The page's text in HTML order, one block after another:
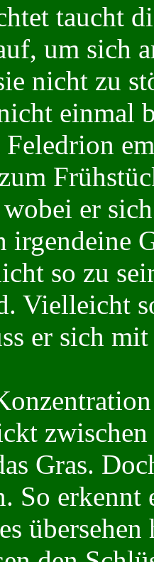
taucht
um sich
nicht zu
einmal
Feledrion
er
irgendeine
so zu
Vielleicht
er sich
Gras.
So